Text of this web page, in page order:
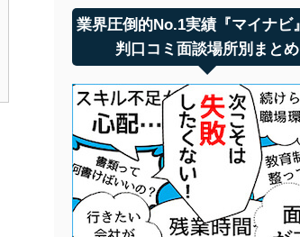
業界圧倒的No.1実績『マイナビ
判口コミ面談場所別まとめ